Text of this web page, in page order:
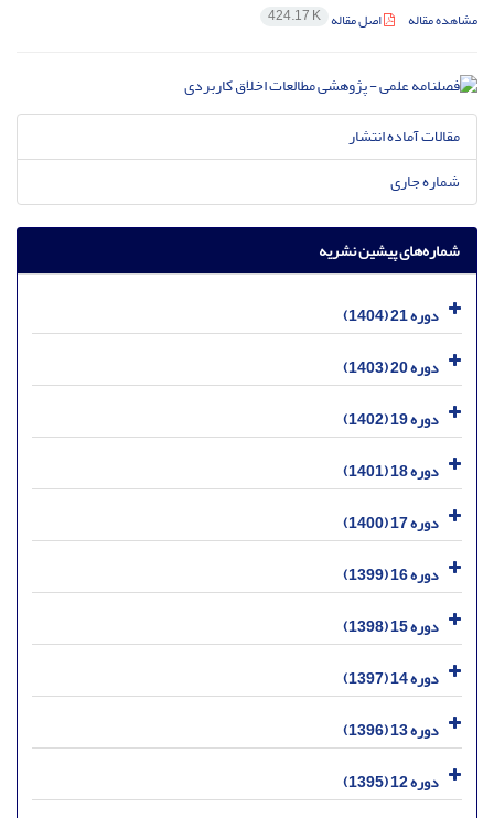
مشاهده مقاله اصل مقاله 424.17 K
مقالات آماده انتشار
شماره جاری
شماره‌های پیشین نشریه
دوره 21 (1404)
دوره 20 (1403)
دوره 19 (1402)
دوره 18 (1401)
دوره 17 (1400)
دوره 16 (1399)
دوره 15 (1398)
دوره 14 (1397)
دوره 13 (1396)
دوره 12 (1395)